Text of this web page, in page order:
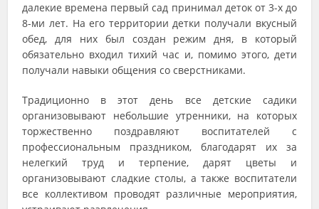
далекие времена первый сад принимал деток от 3-х до
8-ми лет. На его территории детки получали вкусный
обед, для них был создан режим дня, в который
обязательно входил тихий час и, помимо этого, дети
получали навыки общения со сверстниками.
Традиционно в этот день все детские садики
организовывают небольшие утренники, на которых
торжественно поздравляют воспитателей с
профессиональным праздником, благодарят их за
нелегкий труд и терпение, дарят цветы и
организовывают сладкие столы, а также воспитатели
все коллективом проводят различные мероприятия,